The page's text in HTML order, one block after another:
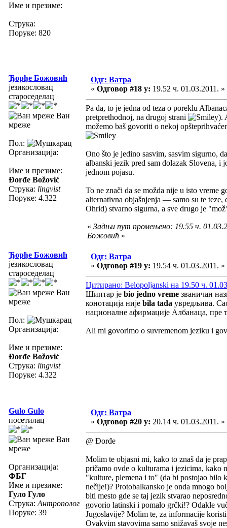
Име и презиме:
Струка:
Поруке: 820
Ђорђе Божовић
језикословац
староседелац
Ван
мреже
Пол:
Организација:
Име и презиме:
Đorđe Božović
Струка: lingvist
Поруке: 4.322
Одг: Ватра
« Одговор #18 у: 19.52 ч. 01.03.2011. »
Pa da, to je jedna od teza o poreklu
pretprethodnoj, na drugoj strani
).
možemo baš govoriti o nekoj
Ono što je jedino sasvim, sasvim sigurno,
albanski jezik pred sam dolazak Slovena,
jednom pojasu.
To ne znači da se možda nije u isto vreme
alternativna objašnjenja — samo su te
Ohrid) stvarno sigurna, a sve drugo je
« Задњи пут промењено: 19.55 ч.
Божовић »
Ђорђе Божовић
језикословац
староседелац
Ван
мреже
Пол:
Организација:
Име и презиме:
Đorđe Božović
Струка: lingvist
Поруке: 4.322
Одг: Ватра
« Одговор #19 у: 19.54 ч. 01.03.2011. »
Цитирано: Belopoljanski на 19.50 ч.
Шиптар је bio jedno vreme званичан
конотација није bila tada увредљива.
националне афирмације Албанаца, пре
Ali mi govorimo o suvremenom jeziku i
Gulo Gulo
посетилац
Ван
мреже
Организација:
ФБГ
Име и презиме:
Гуло Гуло
Струка: Антрополог
Поруке: 39
Одг: Ватра
« Одговор #20 у: 20.14 ч. 01.03.2011. »
@ Đorđe
Molim te objasni mi, kako to znaš da je
pričamo ovde o kulturama i jezicima, kako
"kulture, plemena i to" (da bi postojao bilo
nečije!)? Protobalkansko je onda mnogo
biti mesto gde se taj jezik stvarao
govorio latinski i pomalo grčki!? Odakle
Jugoslavije? Molim te, za informacije
Ovakvim stavovima samo snižavaš svoje